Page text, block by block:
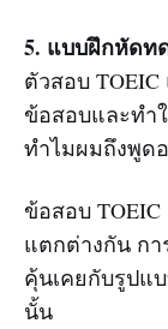
5. แบบฝึกหัดท
ตัวสอบ
ข้อสอบและทำ
ทำไมผมถึงพูด
ข้อสอบ
แตกต่างกัน ก
คุ้นเคยกับรูปแ
นั้น